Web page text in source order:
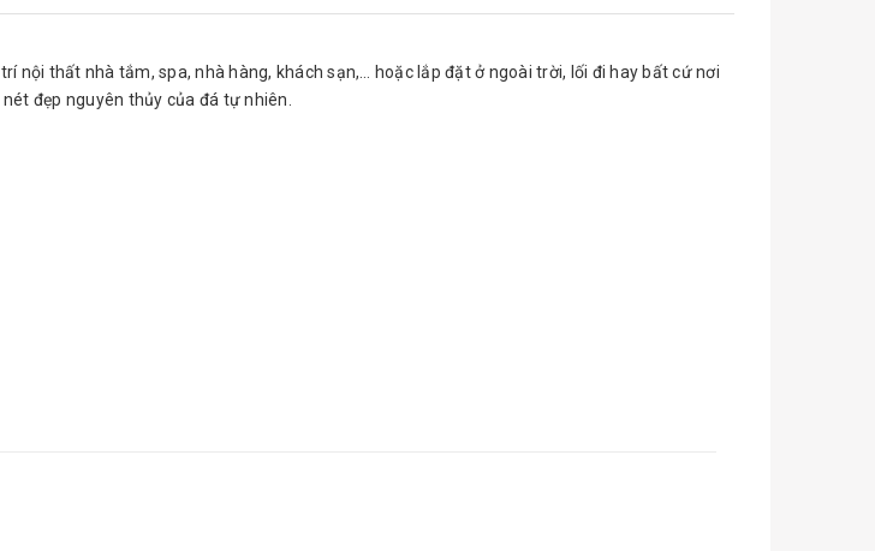
thất nhà tắm, spa, nhà hàng, khách sạn,… hoặc lắp đặt ở ngoài trời, lối đi hay bất cứ nơi
đẹp nguyên thủy của đá tự nhiên.